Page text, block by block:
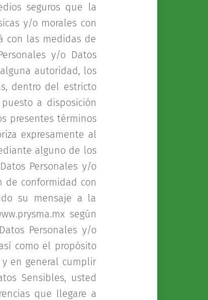
seguros que la
y/o morales con
con las medidas de
y/o Datos
autoridad, los
dentro del estricto
a disposición
presentes términos
expresamente al
alguno de los
Personales y/o
de conformidad con
su mensaje a la
según
Personales y/o
como el propósito
en general cumplir
Sensibles, usted
que llegare a